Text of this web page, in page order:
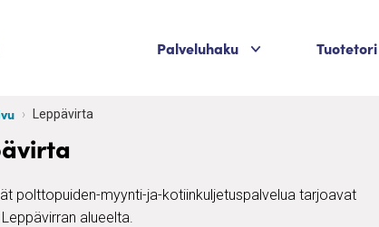
Palveluhaku Palvelukategoriat
Tuotetori
Leppävirta
polttopuiden-myynti-ja-kotiinkuljetuspalvelua tarjoavat
alueelta.